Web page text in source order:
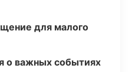
для малого
о важных событиях